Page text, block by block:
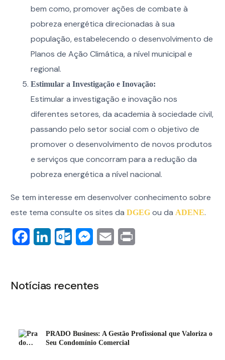
bem como, promover ações de combate à
pobreza energética direcionadas à sua
população, estabelecendo o desenvolvimento de
Planos de Ação Climática, a nível municipal e
regional.
Estimular a Investigação e Inovação:
Estimular a investigação e inovação nos
diferentes setores, da academia à sociedade civil,
passando pelo setor social com o objetivo de
promover o desenvolvimento de novos produtos
e serviços que concorram para a redução da
pobreza energética a nível nacional.
Se tem interesse em desenvolver conhecimento sobre
este tema consulte os sites daDGEG ou daADENE.
FacebookLinkedInOutlook.comMessenger
Email
Notícias recentes
PRADO Business: A Gestão Profissional que Valoriza o
Seu Condomínio Comercial